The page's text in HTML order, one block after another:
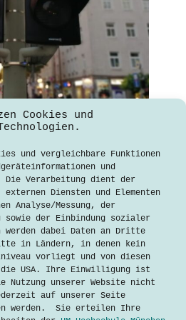
Cookies und
und vergleichbare Funktionen
und
Die Verarbeitung dient der
Diensten und Elementen
Messung, der
sowie der Einbindung sozialer
werden dabei Daten an Dritte
in Ländern, in denen kein
vorliegt und von diesen
USA. Ihre Einwilligung ist
unserer Website nicht
auf unserer Seite
werden. Sie erteilen Ihre
den roten
erklären
mehr – welcher
davon nicht? Ford
in
ohne
soll. Audi
einer anderen
die ebenfalls
schont. Erste